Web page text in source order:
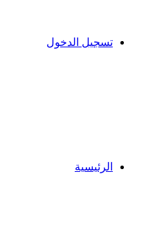
تسجيل الدخول
الرئيسية